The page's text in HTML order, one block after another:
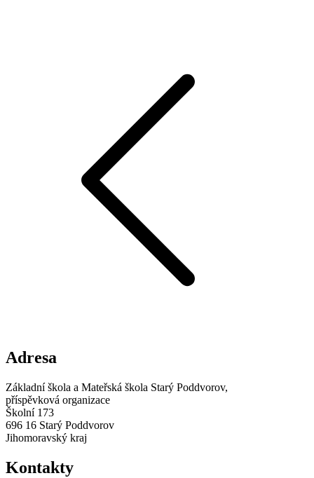
Adresa
Základní škola a Mateřská škola Starý Poddvorov,
příspěvková organizace
Školní 173
696 16 Starý Poddvorov
Jihomoravský kraj
Kontakty